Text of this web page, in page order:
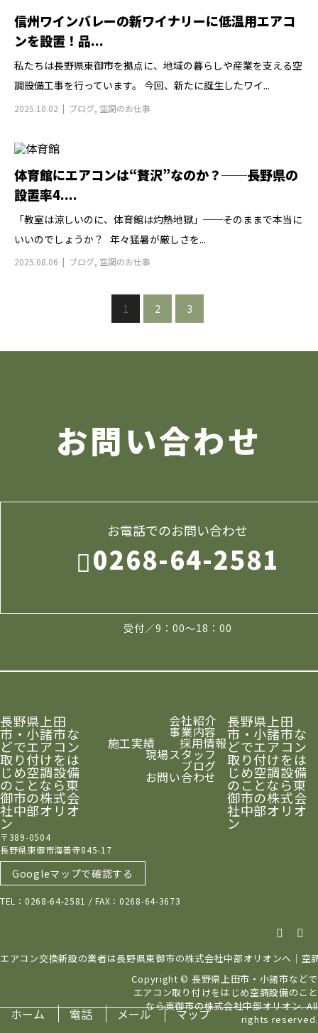
信州ワインバレーの新ワイナリーに低温用エアコ
ンを設置！品...
私たちは長野県東御市を拠点に、地域の暮らしや産業を支える空
調設備工事を行っています。 今回、新たに誕生したワイ...
2025.10.02 ブログ, 空調のお仕事
体育館にエアコンは“贅沢”なのか？──長野県の
設置率4....
「教室は涼しいのに、体育館は灼熱地獄」──そのままで本当に
いいのでしょうか？ 年々猛暑が厳しさを...
2025.08.06 ブログ, 空調のお仕事
1 2 3
お問い合わせ
お電話でのお問い合わせ
0268-64-2581
受付／9：00～18：00
長野県上田
市・小諸市な
どでエアコン
取り付けをは
じめ空調設備
のことなら東
御市の株式会
社中部オリオ
ン
会社紹介
事業内容
施工実績 採用情報
現場スタッフ
ブログ
お問い合わせ
長野県上田
市・小諸市な
どでエアコン
取り付けをは
じめ空調設備
のことなら東
御市の株式会
社中部オリオ
ン
〒389-0504
長野県東御市海善寺845-17
Googleマップで確認する
TEL：0268-64-2581 / FAX：0268-64-3673
エアコン交換新設の業者は長野県東御市の株式会社中部オリオンへ｜
Copyright © 長野県上田市・小諸市などで
エアコン取り付けをはじめ空調設備のこと
なら東御市の株式会社中部オリオン. All
rights reserved.
ホーム 電話 メール マップ